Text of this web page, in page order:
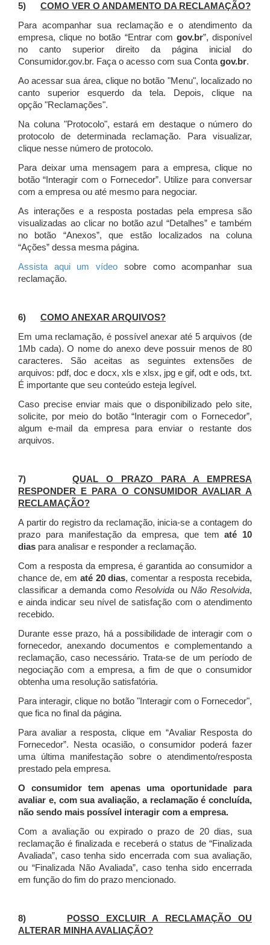
5) COMO VER O ANDAMENTO DA RECLAMAÇÃO?
Para acompanhar sua reclamação e o atendimento da
empresa, clique no botão “Entrar com gov.br”, disponível
no canto superior direito da página inicial do
Consumidor.gov.br. Faça o acesso com sua Contagov.br.
Ao acessar sua área, clique no botão "Menu", localizado no
canto superior esquerdo da tela. Depois, clique na
opção "Reclamações".
Na coluna "Protocolo", estará em destaque o número do
protocolo de determinada reclamação. Para visualizar,
clique nesse número de protocolo.
Para deixar uma mensagem para a empresa, clique no
botão “Interagir com o Fornecedor”. Utilize para conversar
com a empresa ou até mesmo para negociar.
As interações e a resposta postadas pela empresa são
visualizadas ao clicar no botão azul “Detalhes” e também
no botão “Anexos”, que estão localizados na coluna
“Ações” dessa mesma página.
Assista aqui um vídeo sobre como acompanhar sua
reclamação.
6) COMO ANEXAR ARQUIVOS?
Em uma reclamação, é possível anexar até 5 arquivos (de
1Mb cada). O nome do anexo deve possuir menos de 80
caracteres. São aceitas as seguintes extensões de
arquivos: pdf, doc e docx, xls e xlsx, jpg e gif, odt e ods, txt.
É importante que seu conteúdo esteja legível.
Caso precise enviar mais que o disponibilizado pelo site,
solicite, por meio do botão “Interagir com o Fornecedor”,
algum e-mail da empresa para enviar o restante dos
arquivos.
7)QUAL O PRAZO PARA A EMPRESA
RESPONDER E PARA O CONSUMIDOR AVALIAR A
RECLAMAÇÃO?
A partir do registro da reclamação, inicia-se a contagem do
prazo para manifestação da empresa, que tematé 10
dias para analisar e responder a reclamação.
Com a resposta da empresa, é garantida ao consumidor a
chance de, em até 20 dias, comentar a resposta recebida,
classificar a demanda comoResolvida ouNão Resolvida,
e ainda indicar seu nível de satisfação com o atendimento
recebido.
Durante esse prazo, há a possibilidade de interagir com o
fornecedor, anexando documentos e complementando a
reclamação, caso necessário.Trata-se de um período de
negociação com a empresa, a fim de que o consumidor
obtenha uma resolução satisfatória.
Para interagir, clique no botão "Interagir com o Fornecedor",
que fica no final da página.
Para avaliar a resposta, clique em “Avaliar Resposta do
Fornecedor”. Nesta ocasião, o consumidor poderá fazer
uma última manifestação sobre o atendimento/resposta
prestado pela empresa.
O consumidor tem apenas uma oportunidade para
avaliar e, com sua avaliação, a reclamação é concluída,
não sendo mais possível interagir com a empresa.
Com a avaliação ou expirado o prazo de 20 dias, sua
reclamação é finalizada e receberá o status de “Finalizada
Avaliada”, caso tenha sido encerrada com sua avaliação,
ou “Finalizada Não Avaliada”, caso tenha sido encerrada
em função do fim do prazo mencionado.
8)
POSSO EXCLUIR A RECLAMAÇÃO OU
ALTERAR MINHA AVALIAÇÃO?